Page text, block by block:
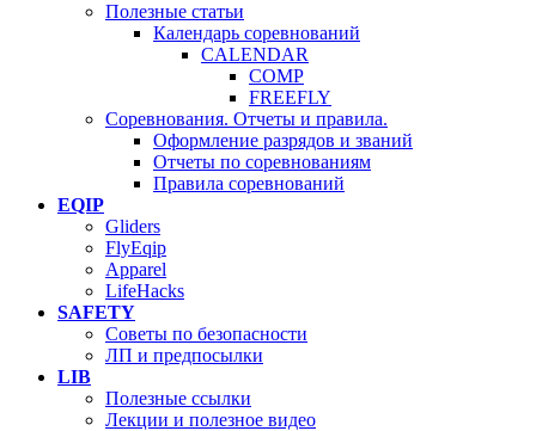
Полезные статьи
Календарь соревнований
CALENDAR
COMP
FREEFLY
Соревнования. Отчеты и правила.
Оформление разрядов и званий
Отчеты по соревнованиям
Правила соревнований
EQIP
Gliders
FlyEqip
Apparel
LifeHacks
SAFETY
Советы по безопасности
ЛП и предпосылки
LIB
Полезные ссылки
Лекции и полезное видео